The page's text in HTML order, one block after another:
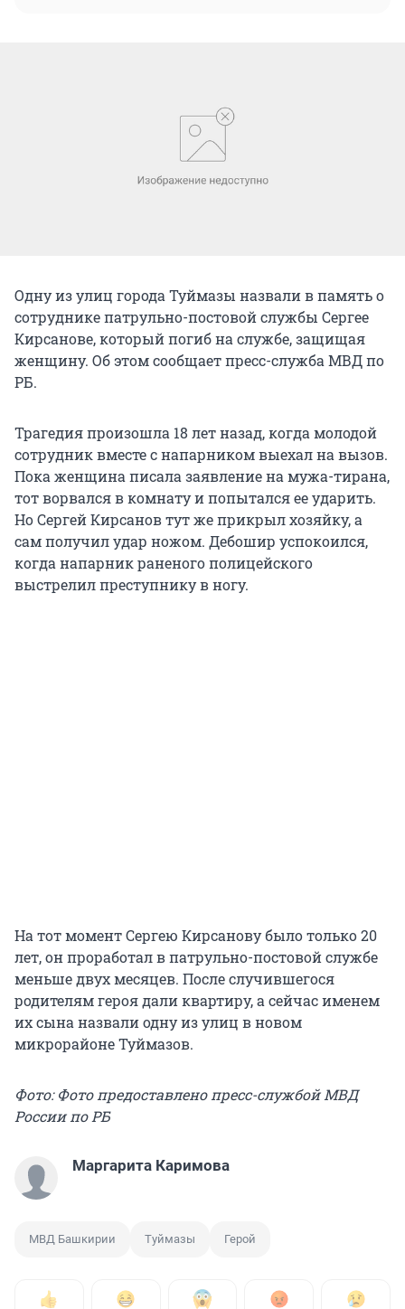
Одну из улиц города Туймазы назвали в память о
сотруднике патрульно-постовой службы Сергее
Кирсанове, который погиб на службе, защищая
женщину. Об этом сообщает пресс-служба МВД по
РБ.
Трагедия произошла 18 лет назад, когда молодой
сотрудник вместе с напарником выехал на вызов.
Пока женщина писала заявление на мужа-тирана,
тот ворвался в комнату и попытался ее ударить.
Но Сергей Кирсанов тут же прикрыл хозяйку, а
сам получил удар ножом. Дебошир успокоился,
когда напарник раненого полицейского
выстрелил преступнику в ногу.
На тот момент Сергею Кирсанову было только 20
лет, он проработал в патрульно-постовой службе
меньше двух месяцев. После случившегося
родителям героя дали квартиру, а сейчас именем
их сына назвали одну из улиц в новом
микрорайоне Туймазов.
Фото: Фото предоставлено пресс-службой МВД
России по РБ
Маргарита Каримова
МВД Башкирии Туймазы Герой